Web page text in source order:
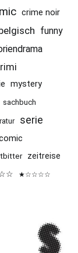
crime noir
funny
mystery
sachbuch
serie
zeitreise
★☆☆☆☆